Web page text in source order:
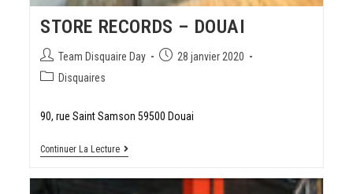
STORE RECORDS – DOUAI
Team Disquaire Day
28 janvier 2020
Disquaires
90, rue Saint Samson 59500 Douai
Continuer La Lecture